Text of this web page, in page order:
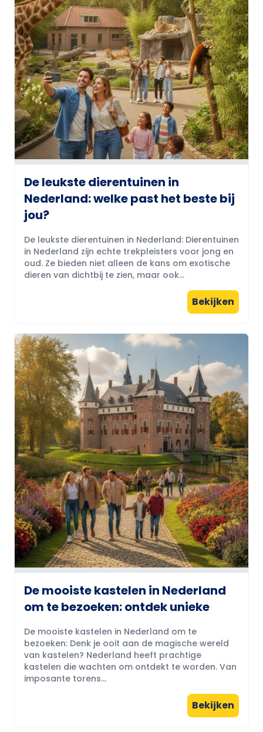
De leukste dierentuinen in
Nederland: welke past het beste bij
jou?
De leukste dierentuinen in Nederland: Dierentuinen
in Nederland zijn echte trekpleisters voor jong en
oud. Ze bieden niet alleen de kans om exotische
dieren van dichtbij te zien, maar ook...
Bekijken
De mooiste kastelen in Nederland
om te bezoeken: ontdek unieke
De mooiste kastelen in Nederland om te
bezoeken: Denk je ooit aan de magische wereld
van kastelen? Nederland heeft prachtige
kastelen die wachten om ontdekt te worden. Van
imposante torens...
Bekijken